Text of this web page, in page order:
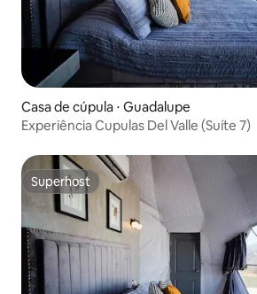
Casa de cúpula ⋅ Guadalupe
Experiência Cupulas Del Valle (Suíte 7)
Superhost
Superhost